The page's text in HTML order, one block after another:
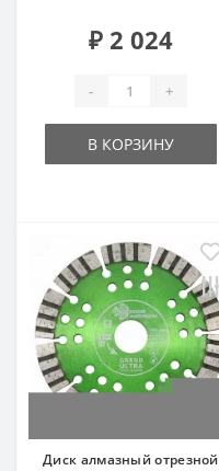
₽ 2 024
- +
В КОРЗИНУ
Диск алмазный отрезной